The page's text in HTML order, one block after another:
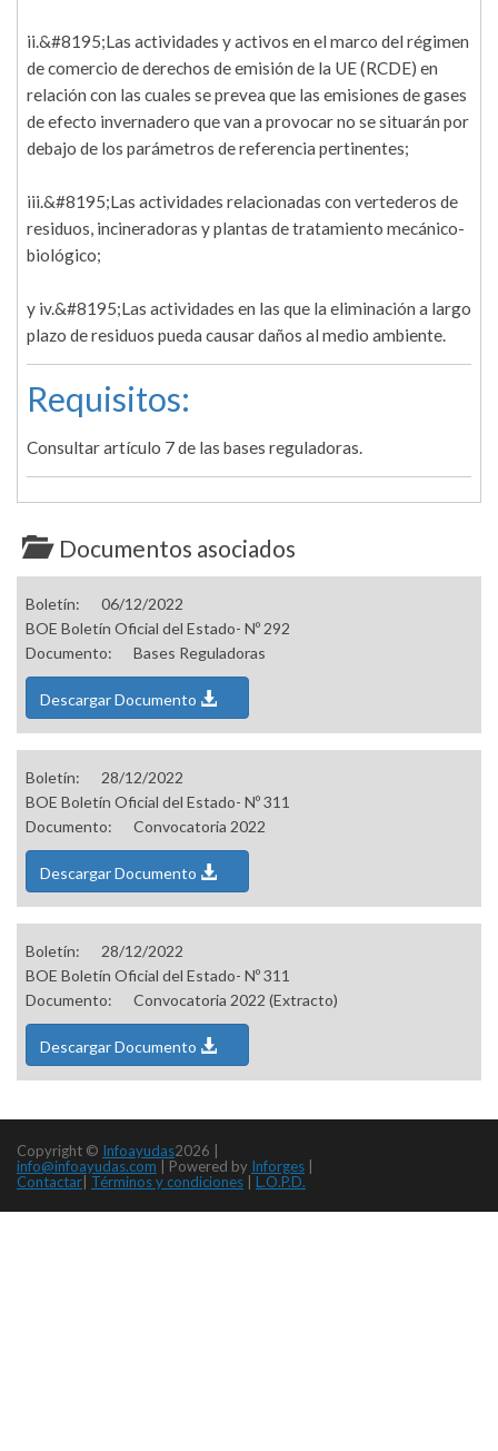
ii.&#8195;Las actividades y activos en el marco del régimen
de comercio de derechos de emisión de la UE (RCDE) en
relación con las cuales se prevea que las emisiones de gases
de efecto invernadero que van a provocar no se situarán por
debajo de los parámetros de referencia pertinentes;
iii.&#8195;Las actividades relacionadas con vertederos de
residuos, incineradoras y plantas de tratamiento mecánico-
biológico;
y iv.&#8195;Las actividades en las que la eliminación a largo
plazo de residuos pueda causar daños al medio ambiente.
Requisitos:
Consultar artículo 7 de las bases reguladoras.
Documentos asociados
Boletín:
06/12/2022
BOE Boletín Oficial del Estado- Nº 292
Documento:
Bases Reguladoras
Descargar Documento
Boletín:
28/12/2022
BOE Boletín Oficial del Estado- Nº 311
Documento:
Convocatoria 2022
Descargar Documento
Boletín:
28/12/2022
BOE Boletín Oficial del Estado- Nº 311
Documento:
Convocatoria 2022 (Extracto)
Descargar Documento
Copyright © Infoayudas2026 |
info@infoayudas.com
Powered by Inforges
Contactar Términos y condiciones L.O.P.D.